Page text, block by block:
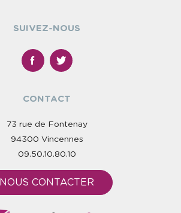
SUIVEZ-NOUS
CONTACT
73 rue de Fontenay
94300 Vincennes
09.50.10.80.10
NOUS CONTACTER